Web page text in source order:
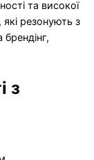
та високої
які резонують з
з